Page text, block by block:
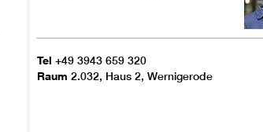
Tel +49 3943 659 320
Raum 2.032, Haus 2, Wernigerode